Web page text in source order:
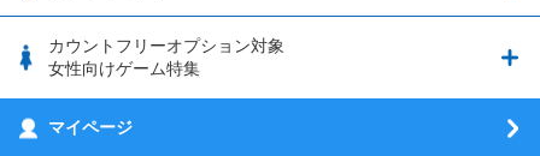
フィルタリングアプリ
5G回線オプションについて
釣り★スタ
ウマスクについて
動作確認済み端末一覧
nanoSIM･microSIM･通常SIMの初期設定方法
eSIMの初期設定方法
はじめてガイド
SIMサービスについて
カウントフリーオプション対象
女性向けゲーム特集
刀剣乱舞-ONLINE- Pocket
マイページ